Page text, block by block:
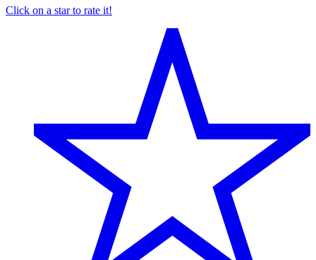
Click on a star to rate it!